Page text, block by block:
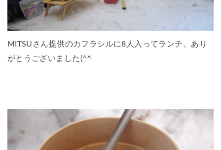
MITSUさん提供のカフラシルに8人入ってランチ。あり
がとうございました(^^